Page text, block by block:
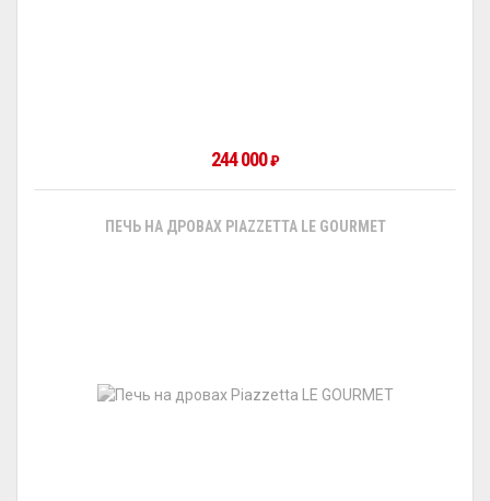
244 000₽
ПЕЧЬ НА ДРОВАХ PIAZZETTA LE GOURMET